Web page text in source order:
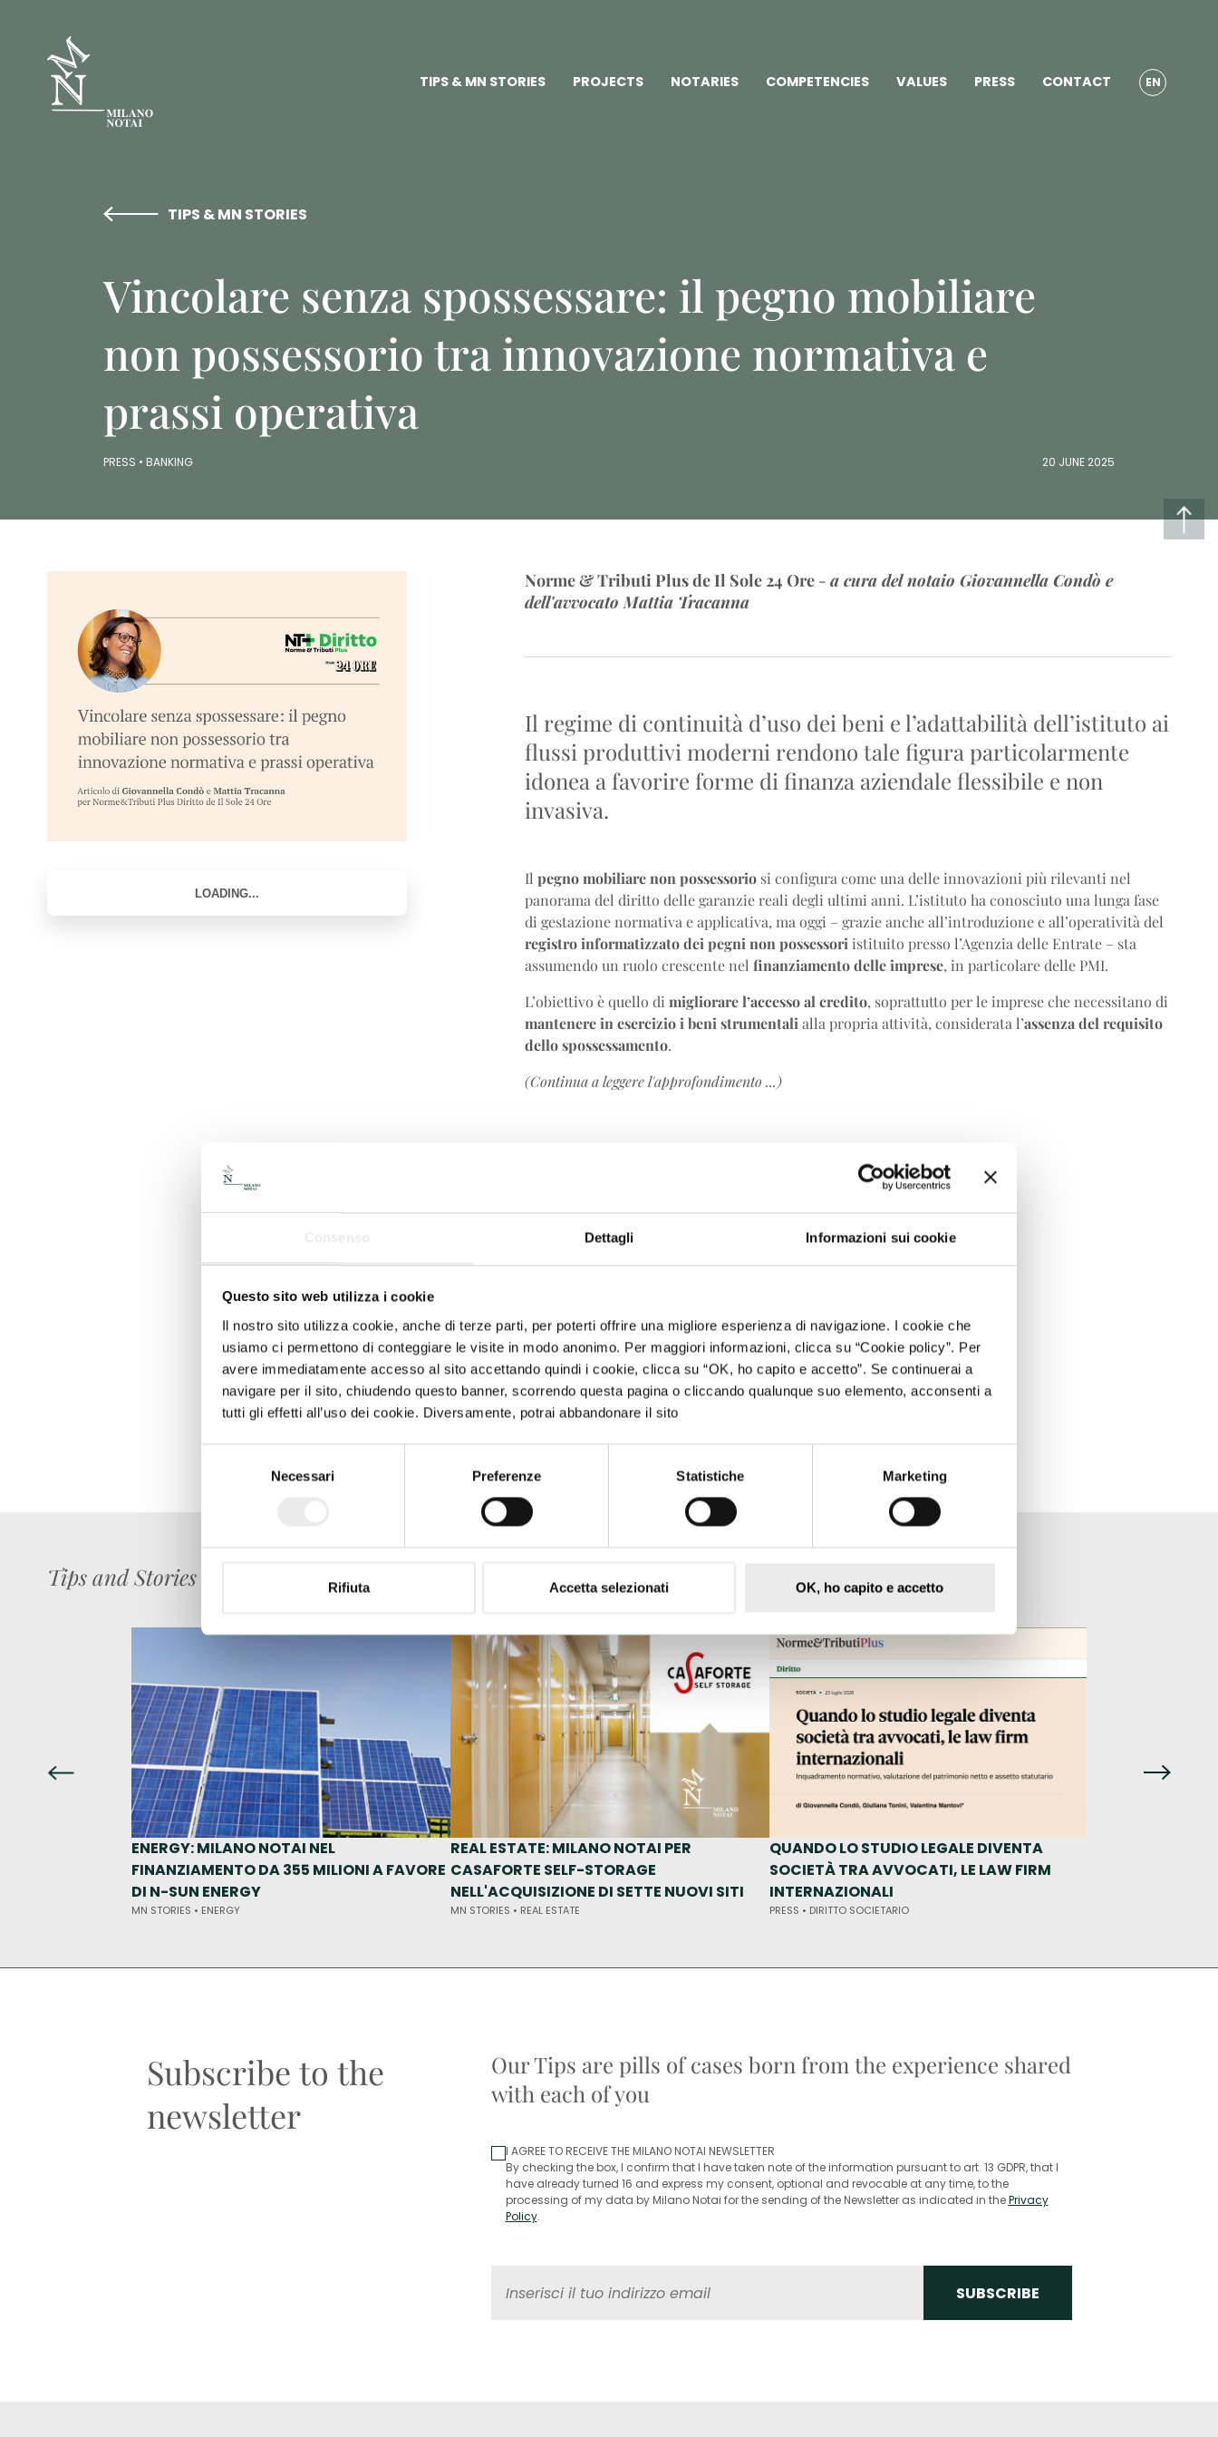
Dettagli Informazioni sui cookie
Questo sito web utilizza i cookie
Il nostro sito utilizza cookie, anche di terze parti, per poterti offrire una migliore esperienza di navigazione. I cookie che
usiamo ci permettono di conteggiare le visite in modo anonimo. Per maggiori informazioni, clicca su “Cookie policy”. Per
avere immediatamente accesso al sito accettando quindi i cookie, clicca su “OK, ho capito e accetto”. Se continuerai a
navigare per il sito, chiudendo questo banner, scorrendo questa pagina o cliccando qualunque suo elemento, acconsenti a
tutti gli effetti all’uso dei cookie. Diversamente, potrai abbandonare il sito
Necessari Preferenze Statistiche Marketing
Rifiuta Accetta selezionati OK, ho capito e accetto
TIPS & MN STORIES PROJECTS NOTARIES COMPETENCIES VALUES PRESS CONTACT EN
TIPS & MN STORIES
Vincolare senza spossessare: il pegno mobiliare
non possessorio tra innovazione normativa e
prassi operativa
PRESS • BANKING 20 JUNE 2025
Norme & Tributi Plus de Il Sole 24 Ore- a cura del notaio Giovannella Condò e
dell'avvocato Mattia Tracanna
Il regime di continuità d’uso dei beni e l’adattabilità dell’istituto ai
flussi produttivi moderni rendono tale figura particolarmente
idonea a favorire forme di finanza aziendale flessibile e non
invasiva.
Il pegno mobiliare non possessoriosi configura come una delle innovazioni più rilevanti nel
panorama del diritto delle garanzie reali degli ultimi anni. L’istituto ha conosciuto una lunga fase
di gestazione normativa e applicativa, ma oggi – grazie anche all’introduzione e all’operatività del
registro informatizzato dei pegni non possessori istituito presso l’Agenzia delle Entrate – sta
assumendo un ruolo crescente nel finanziamento delle imprese, in particolare delle PMI.
L’obiettivo è quello di migliorare l’accesso al credito, soprattutto per le imprese che necessitano di
mantenere in esercizio i beni strumentali alla propria attività, considerata l’assenza del requisito
dello spossessamento.
(Continua a leggere l'approfondimento ...)
Tips and Stories
ENERGY: MILANO NOTAI NEL
FINANZIAMENTO DA 355 MILIONI A FAVORE
DI N-SUN ENERGY
MN STORIES • ENERGY
REAL ESTATE: MILANO NOTAI PER
CASAFORTE SELF-STORAGE
NELL'ACQUISIZIONE DI SETTE NUOVI SITI
MN STORIES • REAL ESTATE
QUANDO LO STUDIO LEGALE DIVENTA
SOCIETÀ TRA AVVOCATI, LE LAW FIRM
INTERNAZIONALI
PRESS • DIRITTO SOCIETARIO
Subscribe to the
newsletter
Our Tips are pills of cases born from the experience shared
with each of you
I AGREE TO RECEIVE THE MILANO NOTAI NEWSLETTER
By checking the box, I confirm that I have taken note of the information pursuant to art. 13 GDPR, that I
have already turned 16 and express my consent, optional and revocable at any time, to the
processing of my data by Milano Notai for the sending of the Newsletter as indicated in thePrivacy
Policy.